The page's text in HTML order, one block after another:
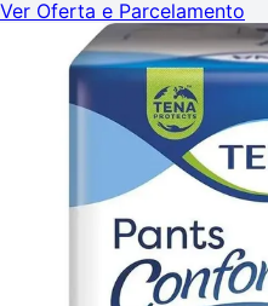
Ver Oferta e Parcelamento